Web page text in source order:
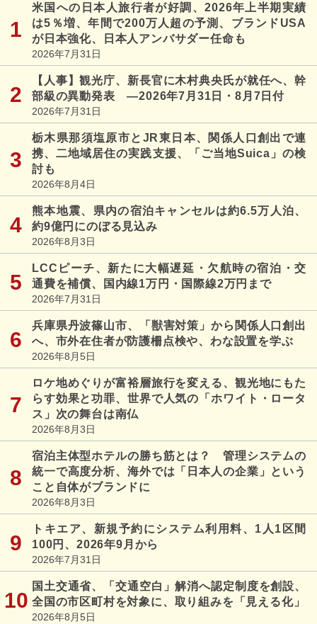
米国への日本人旅行者が好調、2026年上半期実績
は5％増、年間で200万人超の予測、ブランドUSA
が日本強化、日本人アンバサダー任命も
2026年7月31日
【人事】観光庁、新長官に木村典央氏が就任へ、幹
部級の異動発表 ―2026年7月31日・8月7日付
2026年7月31日
栃木県那須塩原市とJR東日本、関係人口創出で連
携、二地域居住の実践支援、「ご当地Suica」の検
討も
2026年8月4日
熊本地震、県内の宿泊キャンセルは約6.5万人泊、
約9億円にのぼる見込み
2026年8月3日
LCCピーチ、新たに大幅遅延・欠航時の宿泊・交
通費を補償、国内線1万円・国際線2万円まで
2026年7月31日
兵庫県丹波篠山市、「獣害対策」から関係人口創出
へ、市外在住者が防護柵点検や、わな設置を学ぶ
2026年8月5日
ロケ地めぐりが富裕層旅行を変える、観光地にもた
らす効果と功罪、世界で人気の「ホワイト・ロータ
ス」次の舞台は南仏
2026年8月3日
宿泊主体型ホテルの勝ち筋とは？ 管理システムの
統一で高度分析、海外では「日本人の企業」という
こと自体がブランドに
2026年8月3日
トキエア、新規予約にシステム利用料、1人1区間
100円、2026年9月から
2026年7月31日
国土交通省、「交通空白」解消へ認定制度を創設、
全国の市区町村を対象に、取り組みを「見える化」
2026年8月5日